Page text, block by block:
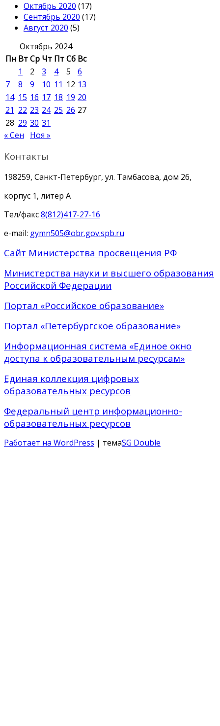
Октябрь 2020 (17)
Сентябрь 2020 (17)
Август 2020 (5)
Октябрь 2024
Пн ВтСр Чт ПтСб Вс
1
2 3 4 5
6
7
8 9 10 11 12 13
14 15 16 17 18 19 20
21 22 23 24 25 26 27
28 29 30 31
« Сен
Ноя »
Контакты
198259, Санкт-Петербург, ул. Тамбасова, дом 26,
корпус 1, литер А
Тел/факс8(812)417-27-16
e-mail: gymn505@obr.gov.spb.ru
Сайт Министерства просвещения РФ
Министерства науки и высшего образования
Российской Федерации
Портал «Российское образование»
Портал «Петербургское образование»
Информационная система «Единое окно
доступа к образовательным ресурсам»
Единая коллекция цифровых
образовательных ресурсов
Федеральный центр информационно-
образовательных ресурсов
Работает на WordPress | темаSG Double